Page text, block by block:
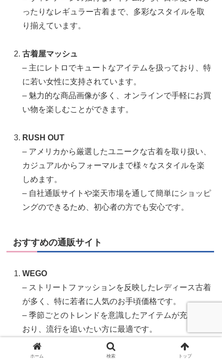
ったりなレギュラー古着まで、多彩なスタイルを取
り揃えています。
古着屋マッシュ
– 主にレトロでキュートなアイテムを扱っており、特
に若い女性に支持されています。
– 魅力的な商品画像が多く、オンラインで手軽にお買
い物を楽しむことができます。
RUSH OUT
– アメリカから厳選したユニークな古着を取り扱い、
カジュアルからフォーマルまで様々なスタイルを楽
しめます。
– 自社通販サイトや楽天市場を通して簡単にショッピ
ングのできるため、初心者の方でも安心です。
おすすめの通販サイト
WEGO
– ストリートファッションを反映したレディース古着
が多く、特に若者に人気のお手頃価格です。
– 季節ごとのトレンドを意識したアイテムが充実して
おり、流行を追いたい方に最適です。
RAGTAG
ホーム 検索 トップ